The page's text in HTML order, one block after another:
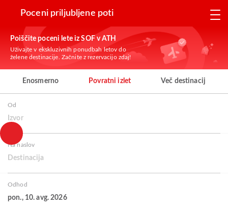
Poceni priljubljene poti
Poiščite poceni lete iz SOF v ATH
Uživajte v ekskluzivnih ponudbah letov do
želene destinacije. Začnite z rezervacijo zdaj!
Enosmerno Povratni izlet Več destinacij
Od
Izvor
Na naslov
Destinacija
Odhod
pon., 10. avg. 2026